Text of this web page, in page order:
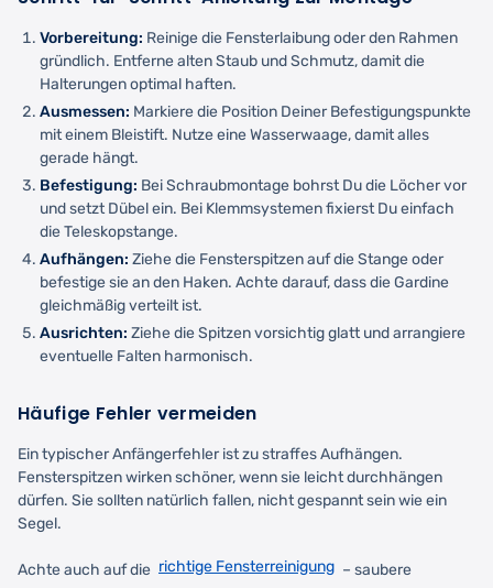
Vorbereitung: Reinige die Fensterlaibung oder den Rahmen
gründlich. Entferne alten Staub und Schmutz, damit die
Halterungen optimal haften.
Ausmessen: Markiere die Position Deiner Befestigungspunkte
mit einem Bleistift. Nutze eine Wasserwaage, damit alles
gerade hängt.
Befestigung: Bei Schraubmontage bohrst Du die Löcher vor
und setzt Dübel ein. Bei Klemmsystemen fixierst Du einfach
die Teleskopstange.
Aufhängen: Ziehe die Fensterspitzen auf die Stange oder
befestige sie an den Haken. Achte darauf, dass die Gardine
gleichmäßig verteilt ist.
Ausrichten: Ziehe die Spitzen vorsichtig glatt und arrangiere
eventuelle Falten harmonisch.
Häufige Fehler vermeiden
Ein typischer Anfängerfehler ist zu straffes Aufhängen.
Fensterspitzen wirken schöner, wenn sie leicht durchhängen
dürfen. Sie sollten natürlich fallen, nicht gespannt sein wie ein
Segel.
Achte auch auf die richtige Fensterreinigung – saubere